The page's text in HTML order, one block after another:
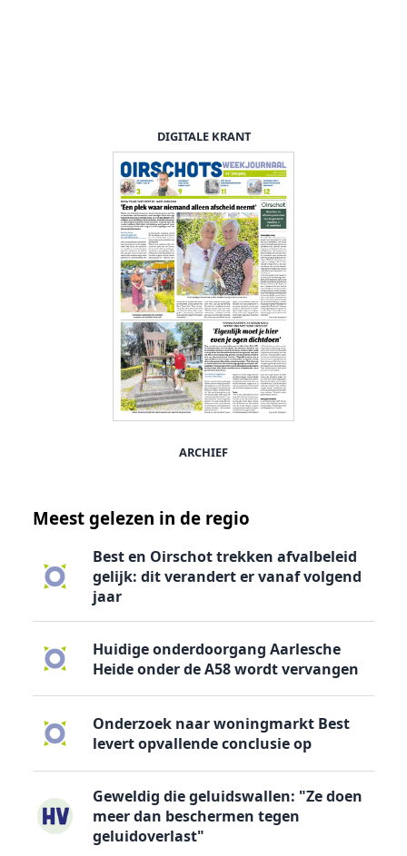
DIGITALE KRANT
ARCHIEF
Meest gelezen in de regio
Best en Oirschot trekken afvalbeleid
gelijk: dit verandert er vanaf volgend
jaar
Huidige onderdoorgang Aarlesche
Heide onder de A58 wordt vervangen
Onderzoek naar woningmarkt Best
levert opvallende conclusie op
Geweldig die geluidswallen: "Ze doen
meer dan beschermen tegen
geluidoverlast"